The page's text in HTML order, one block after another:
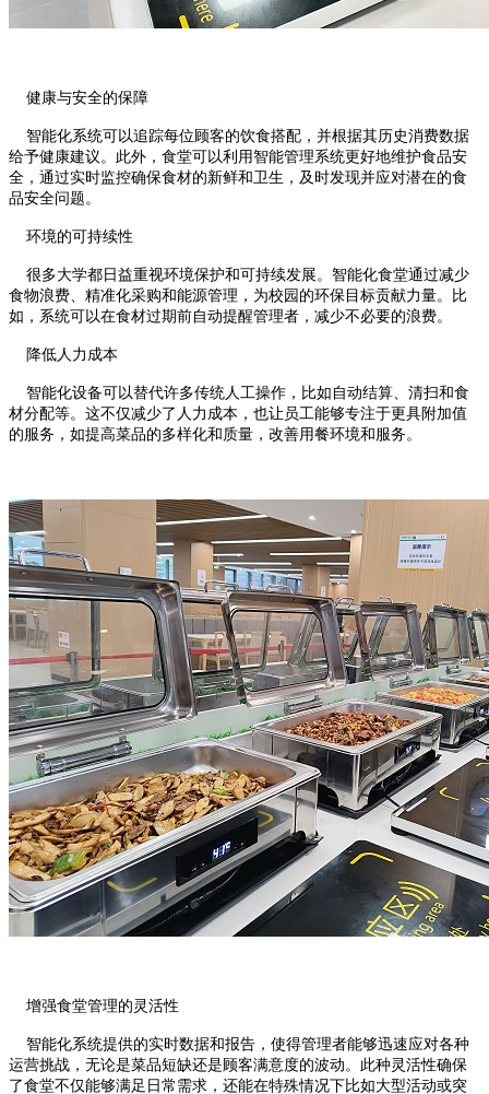
健康与安全的保障
智能化系统可以追踪每位顾客的饮食搭配，并根据其历史消费数据
给予健康建议。此外，食堂可以利用智能管理系统更好地维护食品安
全，通过实时监控确保食材的新鲜和卫生，及时发现并应对潜在的食
品安全问题。
环境的可持续性
很多大学都日益重视环境保护和可持续发展。智能化食堂通过减少
食物浪费、精准化采购和能源管理，为校园的环保目标贡献力量。比
如，系统可以在食材过期前自动提醒管理者，减少不必要的浪费。
降低人力成本
智能化设备可以替代许多传统人工操作，比如自动结算、清扫和食
材分配等。这不仅减少了人力成本，也让员工能够专注于更具附加值
的服务，如提高菜品的多样化和质量，改善用餐环境和服务。
增强食堂管理的灵活性
智能化系统提供的实时数据和报告，使得管理者能够迅速应对各种
运营挑战，无论是菜品短缺还是顾客满意度的波动。此种灵活性确保
了食堂不仅能够满足日常需求，还能在特殊情况下比如大型活动或突